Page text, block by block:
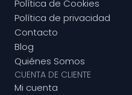
Política de Cookies
Política de privacidad
Contacto
Blog
Quiénes Somos
CUENTA DE CLIENTE
Mi cuenta